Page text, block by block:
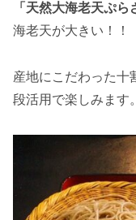
「天然大海老天ぷら
海老天が大きい！！
産地にこだわった
段活用で楽しみます